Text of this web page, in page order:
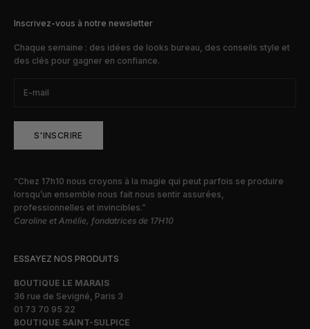
Inscrivez-vous à notre newsletter
Chaque semaine : des idées de looks bureau, des conseils style et
des clés pour gagner en confiance.
S'INSCRIRE
“Chez 17h10 nous croyons à la magie qui peut parfois se produire
lorsqu’un ensemble nous fait nous sentir assurées,
professionnelles et invincibles.”
Caroline et Amélie, fondatrices de 17H10
ESSAYEZ NOS PRODUITS
BOUTIQUE LE MARAIS
36 rue de Sevigné, Paris 3
01 73 70 95 22
BOUTIQUE SAINT-SULPICE